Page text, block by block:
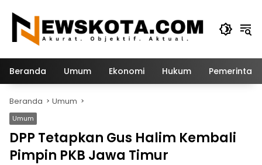
konten
Beranda Umum Ekonomi Hukum
Beranda Umum
Umum
DPP Tetapkan Gus Halim Kembali
Pimpin PKB Jawa Timur